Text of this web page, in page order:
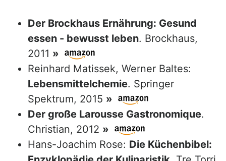
Der Brockhaus Ernährung: Gesund
essen - bewusst leben. Brockhaus,
2011 »
Reinhard Matissek, Werner Baltes:
Lebensmittelchemie. Springer
Spektrum, 2015 »
Der große Larousse Gastronomique.
Christian, 2012 »
Hans-Joachim Rose: Die Küchenbibel: